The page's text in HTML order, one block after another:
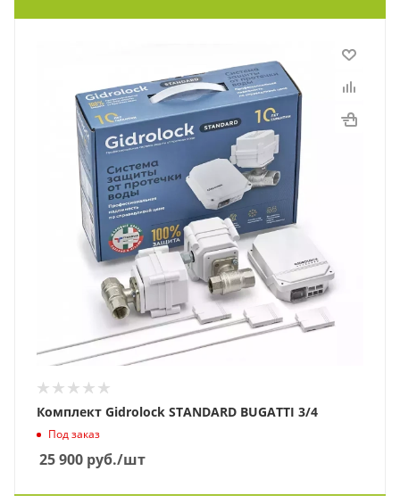
Комплект Gidrolock STANDARD BUGATTI 3/4
Под заказ
25 900 руб./шт